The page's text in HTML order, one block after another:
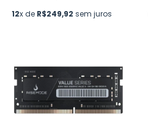
12x de R$249,92 sem juros